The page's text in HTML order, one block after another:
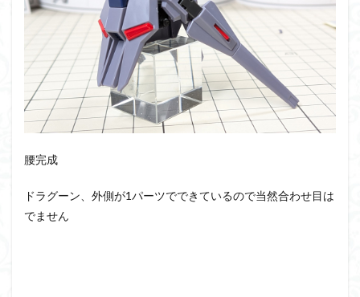
腰完成
ドラグーン、外側が1パーツでできているので当然合わせ目は
でません